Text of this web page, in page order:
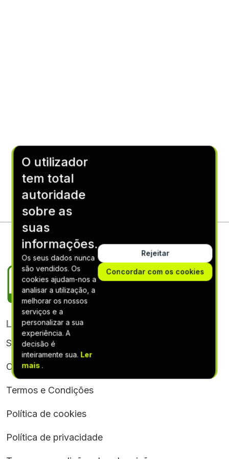
LIGAÇÕES ÚTEIS
Sobre nós
Contacte-nos
Termos e Condições
Política de cookies
Política de privacidade
O utilizador
tem total
autoridade
sobre as
suas
informações.
Os seus dados nunca
são vendidos. Os
cookies ajudam-nos a
analisar a utilização, a
melhorar os nossos
serviços e a
personalizar a sua
experiência. A
decisão é
inteiramente sua. Ler
mais .
Rejeitar
Concordar com os cookies